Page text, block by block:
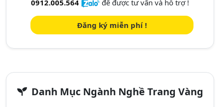
0912.005.564
để được tư vấn và hỗ trợ !
Đăng ký miễn phí !
Danh Mục Ngành Nghề Trang Vàng